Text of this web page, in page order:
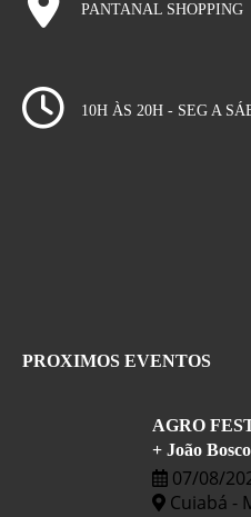
PANTANAL SHOPPING
10H ÀS 20H - SEG A
PROXIMOS EVENTOS
AGRO
+ João
07/08/
Cuiabá -